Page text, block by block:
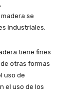
se
industriales.
tiene fines
otras formas
uso de
el uso de los